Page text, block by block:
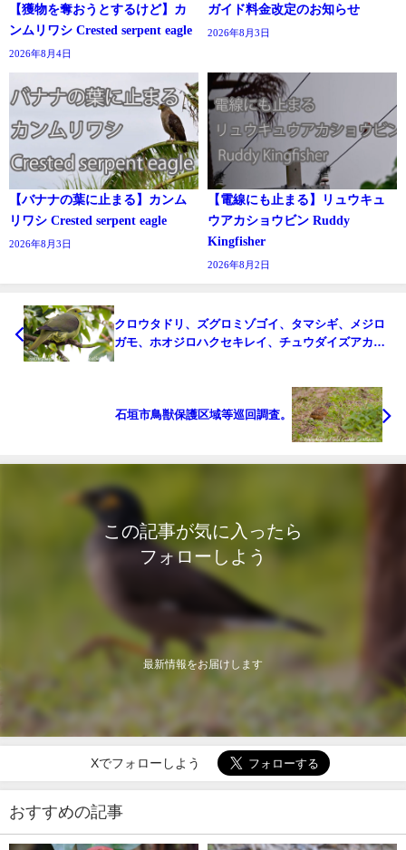
【獲物を奪おうとするけど】カ
ンムリワシ Crested serpent eagle
2026年8月4日
ガイド料金改定のお知らせ
2026年8月3日
【バナナの葉に止まる】カンム
リワシ Crested serpent eagle
2026年8月3日
【電線にも止まる】リュウキュ
ウアカショウビン Ruddy
Kingfisher
2026年8月2日
クロウタドリ、ズグロミゾゴイ、タマシギ、メジロ
ガモ、ホオジロハクセキレイ、チュウダイズアカア
石垣市鳥獣保護区域等巡回調査。
この記事が気に入ったら
フォローしよう
最新情報をお届けします
Xでフォローしよう
おすすめの記事